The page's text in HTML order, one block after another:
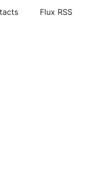
Flux RSS